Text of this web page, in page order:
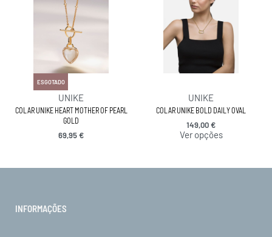
ESGOTADO
UNIKE
COLAR UNIKE HEART MOTHER OF PEARL
GOLD
69,95€
UNIKE
COLAR UNIKE BOLD DAILY OVAL
149,00€
Ver opções
INFORMAÇÕES